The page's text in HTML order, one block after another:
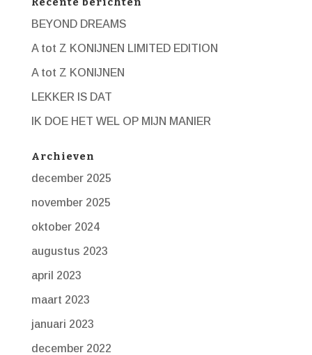
BEYOND DREAMS
A tot Z KONIJNEN LIMITED EDITION
A tot Z KONIJNEN
LEKKER IS DAT
IK DOE HET WEL OP MIJN MANIER
Archieven
december 2025
november 2025
oktober 2024
augustus 2023
april 2023
maart 2023
januari 2023
december 2022